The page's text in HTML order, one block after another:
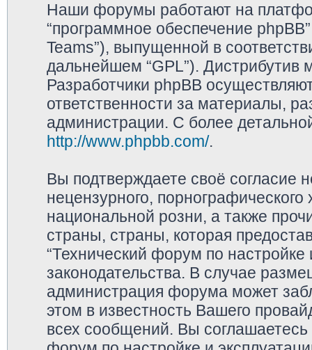
Наши форумы работают на
“программное обеспечение
Teams”), выпущенной в
дальнейшем “GPL”). Дистрибутив
Разработчики phpBB
ответственности за материалы,
администрации. С более
http://www.phpbb.com/.
Вы подтверждаете своё согласие
нецензурного, порнографического
национальной розни, а также
страны, страны, которая
“Технический форум по
законодательства. В случае
администрация форума может
этом в известность Вашего
всех сообщений. Вы